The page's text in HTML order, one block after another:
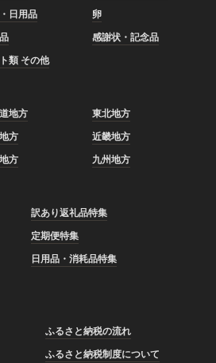
日用品
卵
感謝状・記念品
類 その他
地方
東北地方
方
近畿地方
方 九州地方
訳あり返礼品特集
定期便特集
日用品・消耗品特集
ふるさと納税の流れ
ふるさと納税制度について